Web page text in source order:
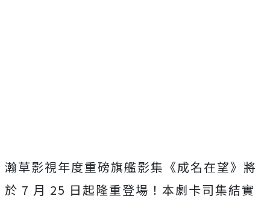
瀚草影視年度重磅旗艦影集《成名在望》將
於 7 月 25 日起隆重登場！本劇卡司集結實